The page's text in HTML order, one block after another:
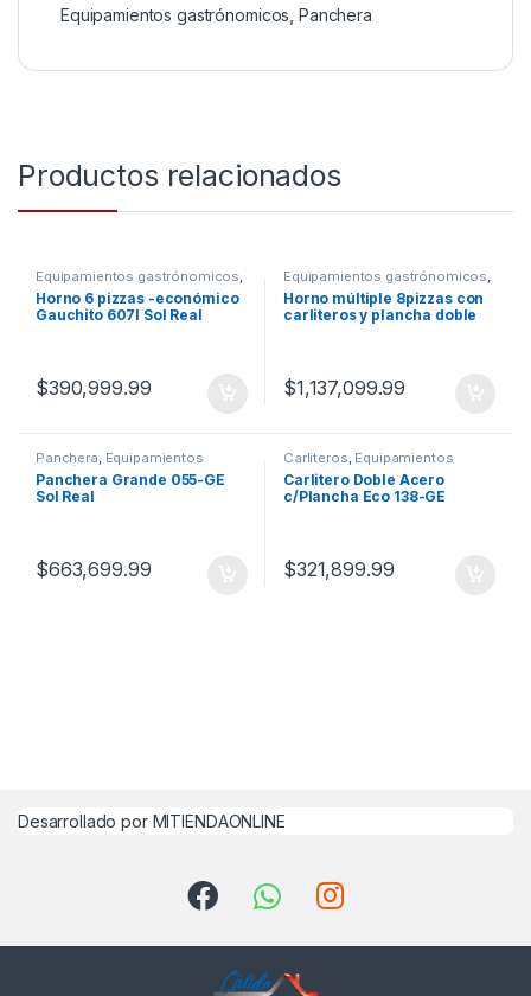
Equipamientos gastrónomicos Panchera
Productos relacionados
Equipamientos gastrónomicos,
Hornos a gas
Horno 6 pizzas -económico
Gauchito 607I Sol Real
$390,999.99
Equipamientos gastrónomicos,
Hornos a gas
Horno múltiple 8pizzas con
carliteros y plancha doble
$1,137,099.99
Panchera, Equipamientos
gastrónomicos
Panchera Grande 055-GE
Sol Real
$663,699.99
Carliteros, Equipamientos
gastrónomicos
Carlitero Doble Acero
c/Plancha Eco 138-GE
$321,899.99
Desarrollado por MITIENDAONLINE